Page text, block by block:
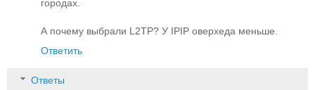
городах.
А почему выбрали L2TP? У IPIP оверхеда меньше.
Ответить
Ответы